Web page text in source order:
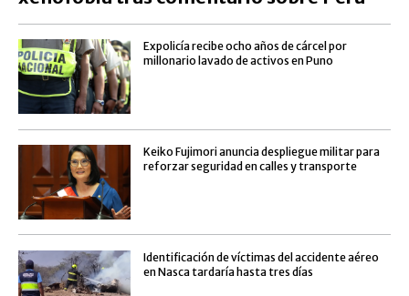
Expolicía recibe ocho años de cárcel por
millonario lavado de activos en Puno
Keiko Fujimori anuncia despliegue militar para
reforzar seguridad en calles y transporte
Identificación de víctimas del accidente aéreo
en Nasca tardaría hasta tres días